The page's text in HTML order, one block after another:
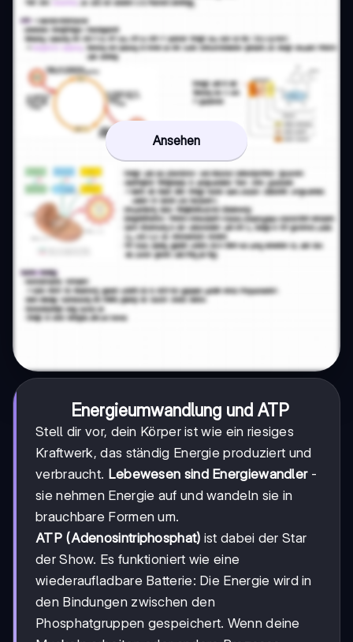
Ansehen
Energieumwandlung und ATP
Stell dir vor, dein Körper ist wie ein riesiges
Kraftwerk, das ständig Energie produziert und
verbraucht. Lebewesen sind Energiewandler-
sie nehmen Energie auf und wandeln sie in
brauchbare Formen um.
ATP (Adenosintriphosphat) ist dabei der Star
der Show. Es funktioniert wie eine
wiederaufladbare Batterie: Die Energie wird in
den Bindungen zwischen den
Phosphatgruppen gespeichert. Wenn deine